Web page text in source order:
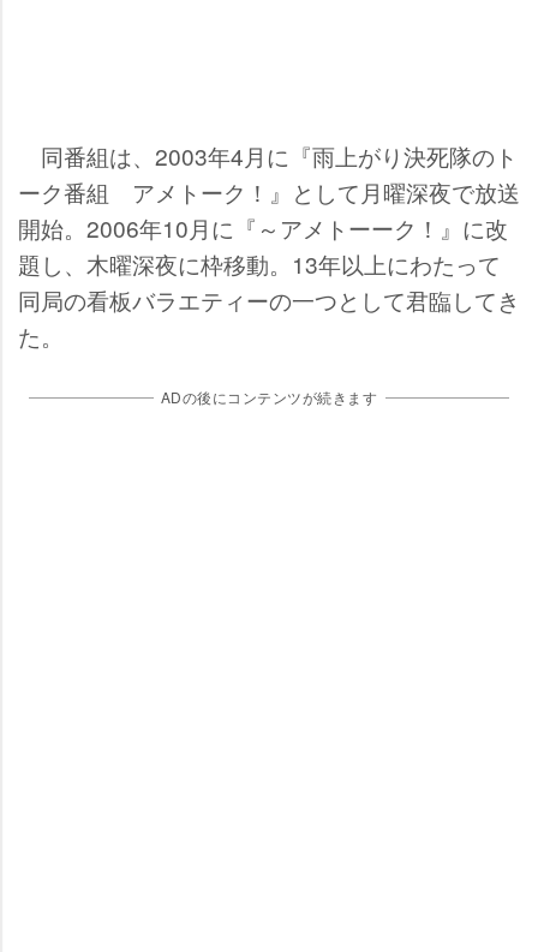
同番組は、2003年4月に『雨上がり決死隊のト
ーク番組 アメトーク！』として月曜深夜で放送
開始。2006年10月に『～アメトーーク！』に改
題し、木曜深夜に枠移動。13年以上にわたって
同局の看板バラエティーの一つとして君臨してき
た。
ADの後にコンテンツが続きます